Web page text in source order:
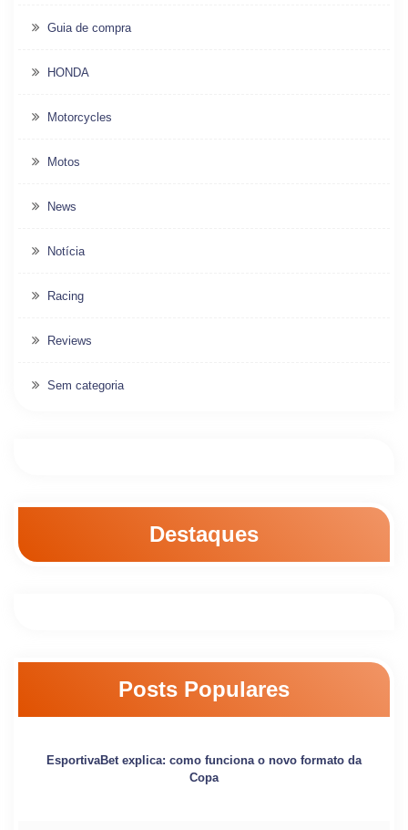
Guia de compra
HONDA
Motorcycles
Motos
News
Notícia
Racing
Reviews
Sem categoria
Destaques
Posts Populares
EsportivaBet explica: como funciona o novo formato da
Copa